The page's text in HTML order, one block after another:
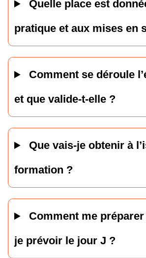
Quelle place est
pratique et aux mises en
Comment se déroule
et que valide-t-elle ?
Que vais-je obtenir à
formation ?
Comment me
je prévoir le jour J ?